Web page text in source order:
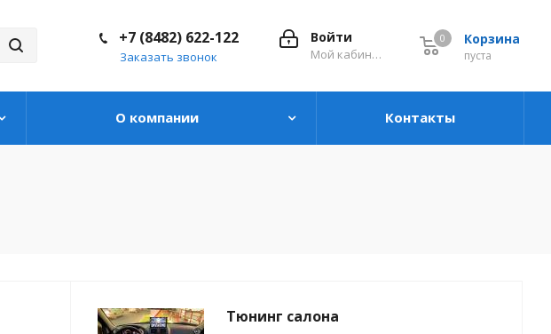
Корзина
0
пуста
0
Войти
Мой кабинет
+7 (8482) 622-122
Заказать звонок
О компании Контакты
Тюнинг салона